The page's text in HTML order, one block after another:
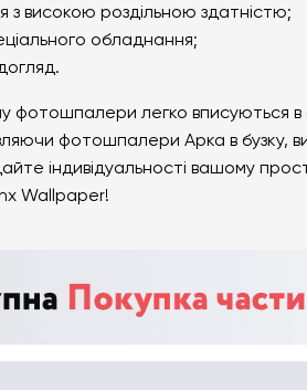
з високою роздільною здатністю;
обладнання;
фотошпалери легко вписуються в
фотошпалери Арка в бузку,
індивідуальності вашому
Wallpaper!